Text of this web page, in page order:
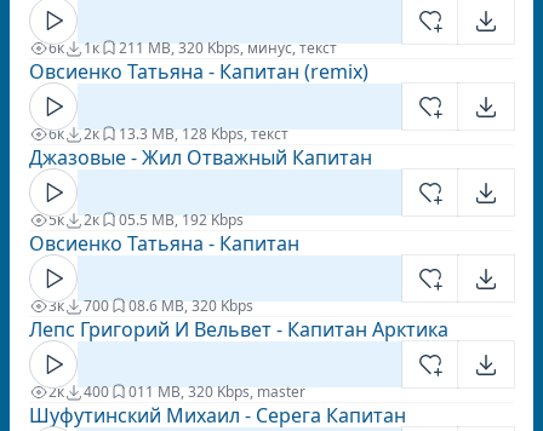
6к 1к 211 MB, 320 Kbps, минус, текст
Овсиенко Татьяна - Капитан (remix)
6к 2к 13.3 MB, 128 Kbps, текст
Джазовые - Жил Отважный Капитан
5к 2к 05.5 MB, 192 Kbps
Овсиенко Татьяна - Капитан
3к 700 08.6 MB, 320 Kbps
Лепс Григорий И Вельвет - Капитан Арктика
2к 400 011 MB, 320 Kbps, master
Шуфутинский Михаил - Серега Капитан